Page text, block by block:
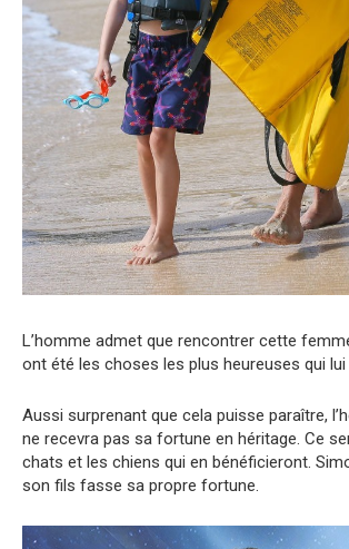
L’homme admet que rencontrer cette
ont été les choses les plus heureuses qui
Aussi surprenant que cela puisse paraître,
ne recevra pas sa fortune en héritage. Ce
chats et les chiens qui en bénéficieront.
son fils fasse sa propre fortune.